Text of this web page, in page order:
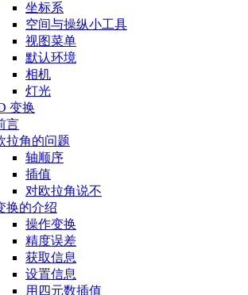
坐标系
空间与操纵小工具
视图菜单
默认环境
相机
灯光
变换
言
拉角的问题
轴顺序
插值
对欧拉角说不
换的介绍
操作变换
精度误差
获取信息
设置信息
用四元数插值